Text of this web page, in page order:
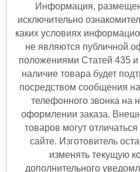
Информация,
исключительно
каких условиях
не являются публичной
положениями Статей 435
наличие товара будет
посредством сообщения
телефонного звонка на
оформлении заказа.
товаров могут
сайте. Изготовитель
изменять текущую
дополнительного